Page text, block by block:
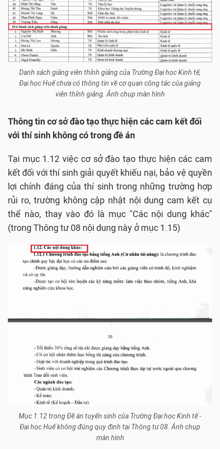
Danh sách giảng viên thỉnh giảng của Trường Đại học Kinh tế,
Đại học Huế chưa có thông tin về cơ quan công tác của giảng
viên thỉnh giảng. Ảnh chụp màn hình
Thông tin cơ sở đào tạo thực hiện các cam kết đối
với thí sinh không có trong đề án
Tại mục 1.12 việc cơ sở đào tạo thực hiện các cam
kết đối với thí sinh giải quyết khiếu nại, bảo vệ quyền
lợi chính đáng của thí sinh trong những trường hợp
rủi ro, trường không cập nhật nội dung cam kết cụ
thể nào, thay vào đó là mục "Các nội dung khác"
(trong Thông tư 08 nội dung này ở mục 1.15)
Mục 1.12 trong Đề án tuyển sinh của Trường Đại học Kinh tế -
Đại học Huế không đúng quy định tại Thông tư 08. Ảnh chụp
màn hình